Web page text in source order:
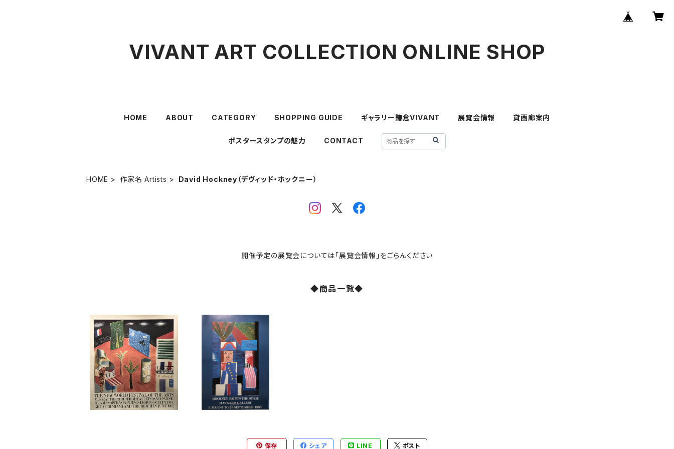
VIVANT ART COLLECTION ONLINE SHOP
HOME ABOUT CATEGORY SHOPPING GUIDE ギャラリー鎌倉VIVANT 展覧会情報 貸画廊案内
ポスタースタンプの魅力 CONTACT
HOME 作家名 Artists David Hockney（デヴィッド・ホックニー）
開催予定の展覧会については「展覧会情報」をごらんください
◆商品一覧◆
オリジナルビンテージポ
スター/ David Hockn
ey 展覧会ポスター The
New World Festival
Of The Arts
¥55,000
オリジナルビンテージポ
スター/ HOCKNEY 展
覧会ポスター： Hockne
y Paints The Stage
¥44,000
保存 シェア LINE ポスト